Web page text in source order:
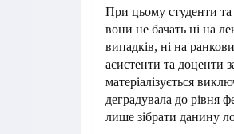
При цьому студенти та
вони не бачать ні на
випадків, ні на
асистенти та доценти
матеріалізується
деградувала до рівня
лише зібрати данину